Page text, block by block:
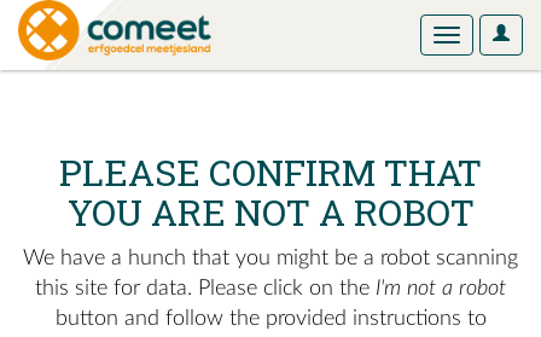
User
Toggle
PLEASE CONFIRM THAT
YOU ARE NOT A ROBOT
We have a hunch that you might be a robot scanning
this site for data. Please click on the I'm not a robot
button and follow the provided instructions to